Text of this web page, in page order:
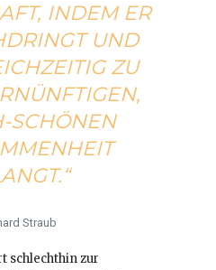
INDEM ER S
UND
ZU S
S
V
G
Straub
schlechthin zur